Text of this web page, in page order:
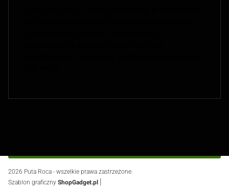
2026 Puta Roca - wszelkie prawa zastrzeżone.
Szablon graficzny ShopGadget.pl